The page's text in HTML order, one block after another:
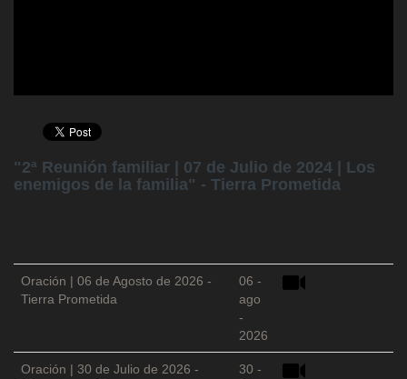
"2ª Reunión familiar | 07 de Julio de 2024 | Los
enemigos de la familia" - Tierra Prometida
Oración | 06 de Agosto de 2026 -
Tierra Prometida
06 -
ago
-
2026
Oración | 30 de Julio de 2026 -
30 -